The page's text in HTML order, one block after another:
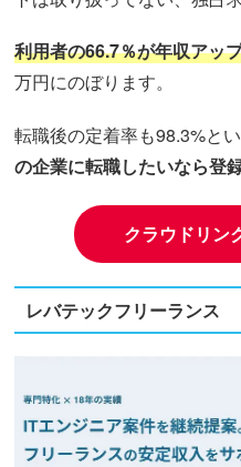
利用者の66.7％が年収アッ
万円にのぼります。
転職後の定着率も98.3%と
の企業に転職したいなら登
クラウドリン
レバテックフリーランス